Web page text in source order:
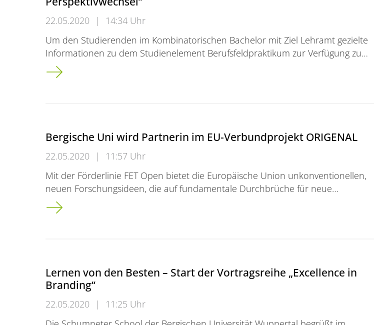
22.05.2020 |
14:34 Uhr
Um den Studierenden im Kombinatorischen Bachelor mit Ziel Lehramt gezielte
Informationen zu dem Studienelement Berufsfeldpraktikum zur Verfügung zu…
Informationsseite „Berufsfeldpraktikum mit Aussicht: Bereit für Perspektivwechsel“
Bergische Uni wird Partnerin im EU-Verbundprojekt ORIGENAL
22.05.2020 |
11:57 Uhr
Mit der Förderlinie FET Open bietet die Europäische Union unkonventionellen,
neuen Forschungsideen, die auf fundamentale Durchbrüche für neue…
Bergische Uni wird Partnerin im EU-Verbundprojekt ORIGENAL
Lernen von den Besten – Start der Vortragsreihe „Excellence in
Branding“
22.05.2020 |
11:25 Uhr